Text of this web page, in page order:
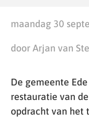
maandag 30
door Arjan van
De gemeente
restauratie van
opdracht van het